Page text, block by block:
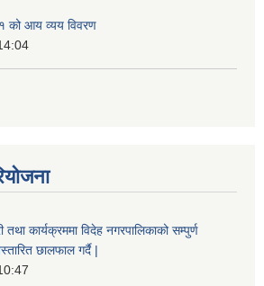
को आय व्यय विवरण
तथा कार्यक्रममा विदेह नगरपालिकाको सम्पुर्ण
छालफाल गर्दै |